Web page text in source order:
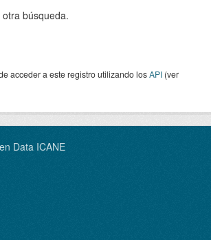
búsqueda.
acceder a este registro utilizando losAPI (ver
Data ICANE